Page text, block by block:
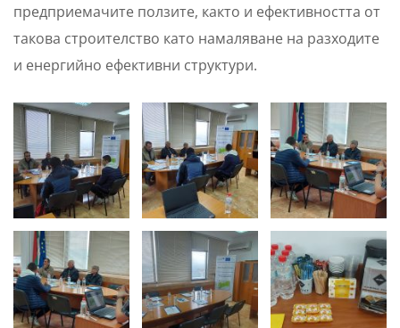
предприемачите ползите, както и ефективността от
такова строителство като намаляване на разходите
и енергийно ефективни структури.